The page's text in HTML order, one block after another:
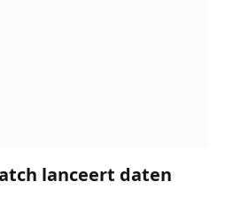
lanceert daten